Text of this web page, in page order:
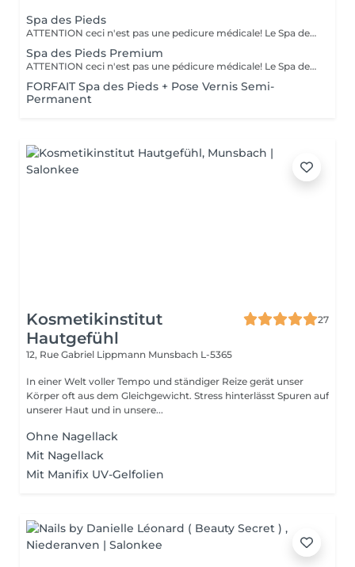
Spa des Pieds
ATTENTION ceci n'est pas une pedicure médicale! Le Spa des pieds est un soin des pieds : - bain des pieds au sel, - coupe et limage des ongles, - pousse et coupe des cuticules, - rapage des talons à la spatule, - un gommage et l'application d'une crème nourrissante.
Spa des Pieds Premium
ATTENTION ceci n'est pas une pédicure médicale! Le Spa des pieds est un soin des pieds avec: - bain des pieds au sel, - coupe et limage des ongles, - pousse et coupe des cuticules, - rapage des talons à la spatule, - un gommage, - la pose d'un masque/chausson et un massage des pieds.
FORFAIT Spa des Pieds + Pose Vernis Semi-
Permanent
Kosmetikinstitut
Hautgefühl
27
12, Rue Gabriel Lippmann Munsbach L-5365
In einer Welt voller Tempo und ständiger Reize gerät unser
Körper oft aus dem Gleichgewicht. Stress hinterlässt Spuren auf
unserer Haut und in unsere...
Ohne Nagellack
Mit Nagellack
Mit Manifix UV-Gelfolien